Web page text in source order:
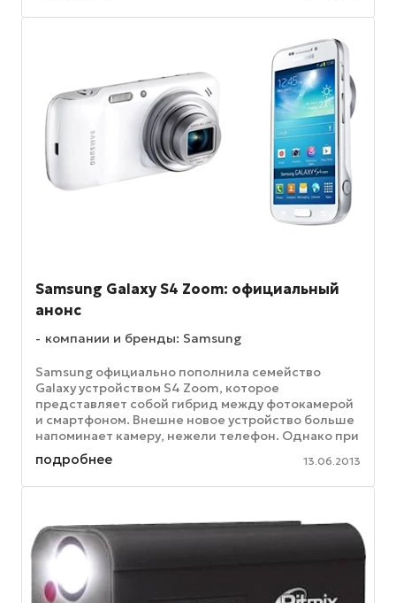
Samsung Galaxy S4 Zoom: официальный
анонс
компании и бренды: Samsung
Samsung официально пополнила семейство
Galaxy устройством S4 Zoom, которое
представляет собой гибрид между фотокамерой
и смартфоном. Внешне новое устройство больше
напоминает камеру, нежели телефон. Однако при
этом оно обладает возможностями ...
подробнее 13.06.2013